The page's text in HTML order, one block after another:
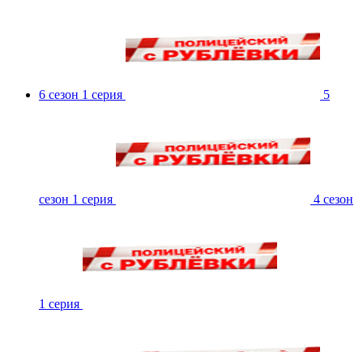
6 сезон 1 серия 5
сезон 1 серия 4 сезон
1 серия